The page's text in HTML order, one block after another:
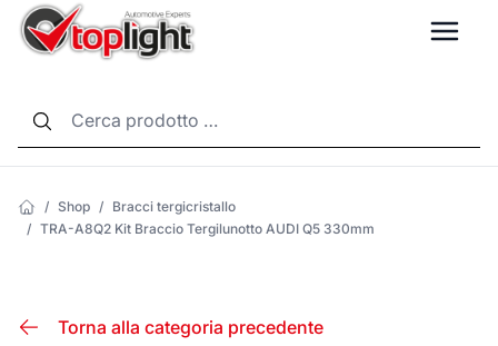
/ Shop / Bracci tergicristallo
/ TRA-A8Q2 Kit Braccio Tergilunotto AUDI Q5 330mm
Torna alla categoria precedente